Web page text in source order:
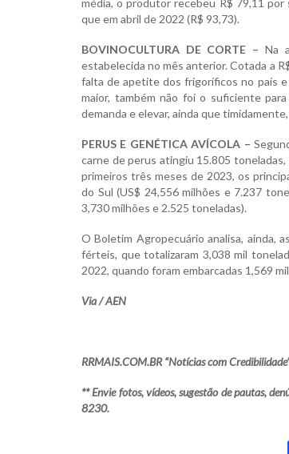
média, o produtor recebeu R$ 79,11 por
que em abril de 2022 (R$ 93,73).
BOVINOCULTURA DE CORTE – Na
estabelecida no mês anterior. Cotada a
falta de apetite dos frigoríficos no país e
maior, também não foi o suficiente
demanda e elevar, ainda que
PERUS E GENÉTICA AVÍCOLA –
carne de perus atingiu 15.805
primeiros três meses de 2023, os
do Sul (US$ 24,556 milhões e 7.237
3,730 milhões e 2.525 toneladas).
O Boletim Agropecuário analisa, ainda,
férteis, que totalizaram 3,038 mil
2022, quando foram embarcadas 1,569
Via / AEN
RRMAIS.COM.BR “Notícias com
** Envie fotos, vídeos, sugestão de pautas,
8230.